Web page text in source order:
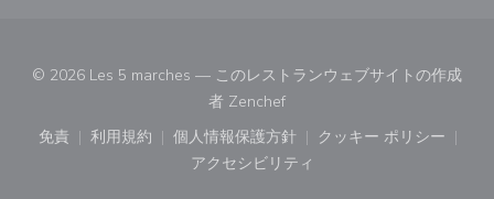
© 2026 Les 5 marches — このレストランウェブサイトの作成
者 Zenchef((新しいウィンドウで開きま
免責
((新しいウィンドウで開きます))
利用規約
((新しいウィンドウで開きます))
個人情報保護方針
((新しいウィンドウで開きます))
クッキー ポリシー
((新しいウィ
アクセシビリティ
((新しいウィンドウで開きます))